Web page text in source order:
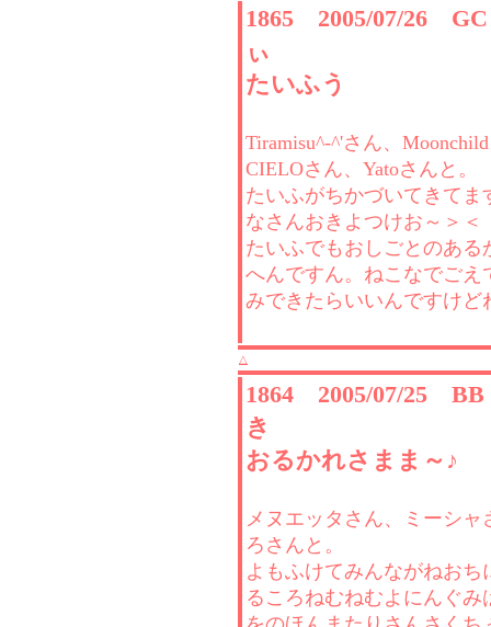
1865 2005/07/26
ぃ
たいふう
Tiramisu^-^'さん、
CIELOさん、Yatoさんと。
たいふがちかづいてきてま
なさんおきよつけお～＞＜
たいふでもおしごとのある
へんですん。ねこなでごえ
みできたらいいんですけど
△
1864 2005/07/25
き
おるかれさまま～♪
メヌエッタさん、ミーシャ
ろさんと。
よもふけてみんながねおち
るころねむねむよにんぐみ